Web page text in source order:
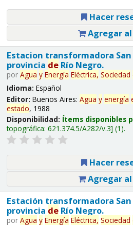
Hacer
Agregar
Estacion transformadora
provincia deRío Negro.
por Agua y Energía Eléctrica, Sociedad
Idioma: Español
Editor: Buenos Aires: Agua y energía
estado, 1988
Disponibilidad: Ítems disponibles
topográfica: 621.374.5/A282/v.3 (1).
Hacer
Agregar
Estación transformadora
provincia deRío Negro.
por Agua y Energía Eléctrica, Sociedad